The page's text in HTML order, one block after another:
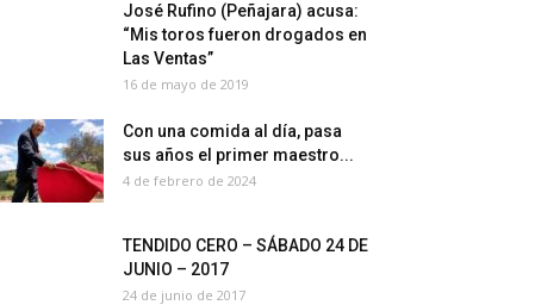
José Rufino (Peñajara) acusa:
“Mis toros fueron drogados en
Las Ventas”
16 de mayo de 2019
Con una comida al día, pasa
sus años el primer maestro...
4 de febrero de 2024
TENDIDO CERO – SÁBADO 24 DE
JUNIO – 2017
24 de junio de 2017